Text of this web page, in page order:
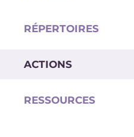
RÉPERTOIRES
ACTIONS
RESSOURCES